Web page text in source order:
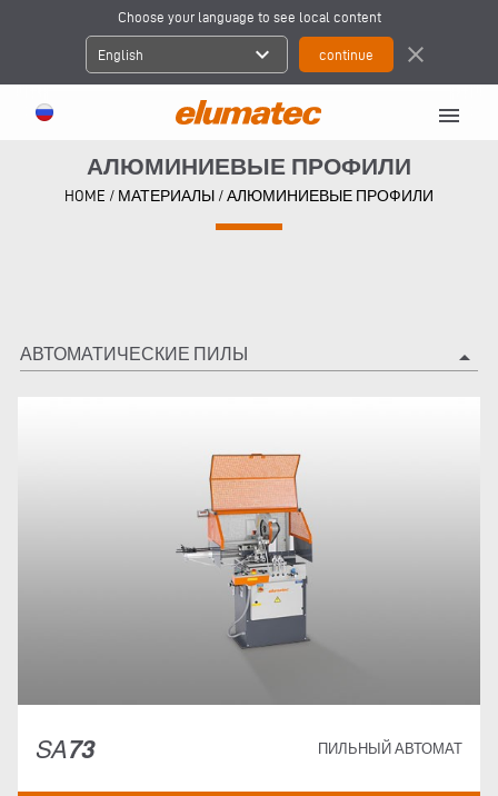
Choose your language to see local content
English expand_more close
menu
АЛЮМИНИЕВЫЕ ПРОФИЛИ
HOME / МАТЕРИАЛЫ / АЛЮМИНИЕВЫЕ ПРОФИЛИ
АВТОМАТИЧЕСКИЕ ПИЛЫ arrow_drop_up
SA73 ПИЛЬНЫЙ АВТОМАТ